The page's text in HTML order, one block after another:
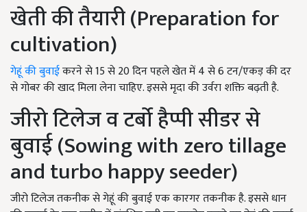
खेती की तैयारी (Preparation for
cultivation)
गेहूं की बुवाईकरने से 15 से 20 दिन पहले खेत में 4 से 6 टन/एकड़ की दर
से गोबर की खाद मिला लेना चाहिए. इससे मृदा की उर्वरा शक्ति बढ़ती है.
जीरो टिलेज व टर्बो हैप्पी सीडर से
बुवाई (Sowing with zero tillage
and turbo happy seeder)
जीरो टिलेज तकनीक से गेहूं की बुवाई एक कारगर तकनीक है. इससे धान